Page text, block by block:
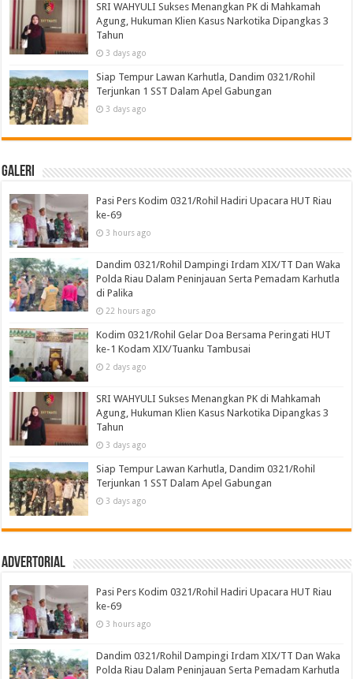
SRI WAHYULI Sukses Menangkan PK di Mahkamah
Agung, Hukuman Klien Kasus Narkotika Dipangkas 3
Tahun
3 days ago
Siap Tempur Lawan Karhutla, Dandim 0321/Rohil
Terjunkan 1 SST Dalam Apel Gabungan
3 days ago
Galeri
Pasi Pers Kodim 0321/Rohil Hadiri Upacara HUT Riau
ke-69
3 hours ago
Dandim 0321/Rohil Dampingi Irdam XIX/TT Dan Waka
Polda Riau Dalam Peninjauan Serta Pemadam Karhutla
di Palika
22 hours ago
Kodim 0321/Rohil Gelar Doa Bersama Peringati HUT
ke-1 Kodam XIX/Tuanku Tambusai
2 days ago
SRI WAHYULI Sukses Menangkan PK di Mahkamah
Agung, Hukuman Klien Kasus Narkotika Dipangkas 3
Tahun
3 days ago
Siap Tempur Lawan Karhutla, Dandim 0321/Rohil
Terjunkan 1 SST Dalam Apel Gabungan
3 days ago
Advertorial
Pasi Pers Kodim 0321/Rohil Hadiri Upacara HUT Riau
ke-69
3 hours ago
Dandim 0321/Rohil Dampingi Irdam XIX/TT Dan Waka
Polda Riau Dalam Peninjauan Serta Pemadam Karhutla